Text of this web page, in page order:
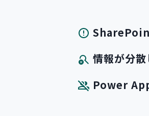
情報が分散
Power